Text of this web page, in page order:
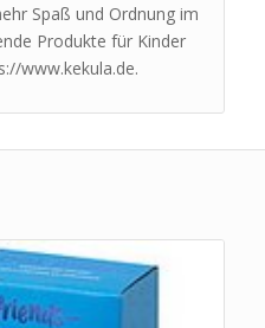
Spaß und Ordnung im
Produkte für Kinder
www.kekula.de.